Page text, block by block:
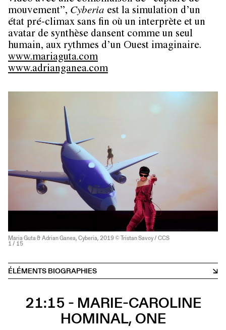
mouvement”, Cyberia est la simulation d’un
état pré-climax sans fin où un interprète et un
avatar de synthèse dansent comme un seul
humain, aux rythmes d’un Ouest imaginaire.
www.mariaguta.com
www.adrianganea.com
Maria Guta & Adrian Ganea, Cyberia, 2019 © Tristan Savoy / CCS
1 / 15
ÉLÉMENTS BIOGRAPHIES
21:15 - MARIE-CAROLINE
HOMINAL, ONE